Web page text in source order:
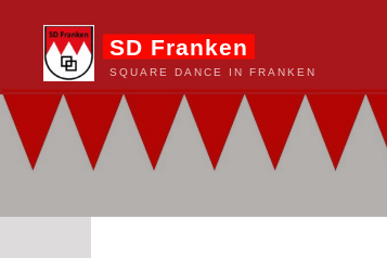
springen
SD Franken
SQUARE DANCE IN FRANKEN